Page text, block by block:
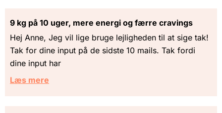
9 kg på 10 uger, mere energi og færre cravings
Hej Anne, Jeg vil lige bruge lejligheden til at sige tak!
Tak for dine input på de sidste 10 mails. Tak fordi
dine input har
Læs mere